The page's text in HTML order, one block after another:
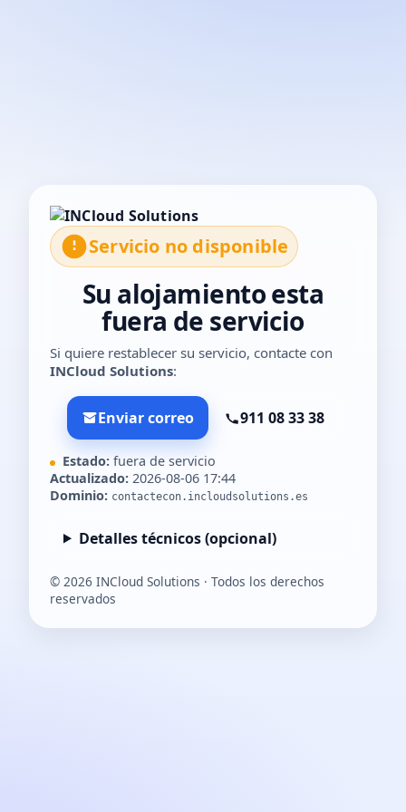
Servicio no disponible
Su alojamiento esta
fuera de servicio
Si quiere restablecer su servicio, contacte con
INCloud Solutions:
Enviar correo 911 08 33 38
Estado: fuera de servicio
Actualizado: 2026-08-06 17:44
Dominio: contactecon.incloudsolutions.es
Detalles técnicos (opcional)
© 2026 INCloud Solutions · Todos los derechos
reservados